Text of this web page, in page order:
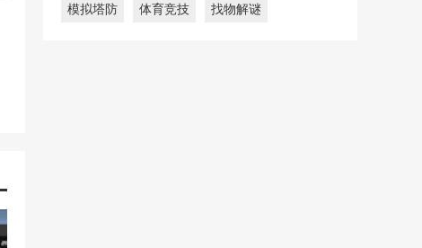
模拟塔防 体育竞技 找物解谜